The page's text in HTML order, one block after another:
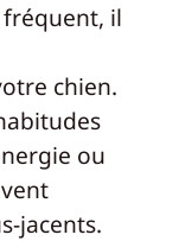
fréquent, il
chien.
ou
jacents.